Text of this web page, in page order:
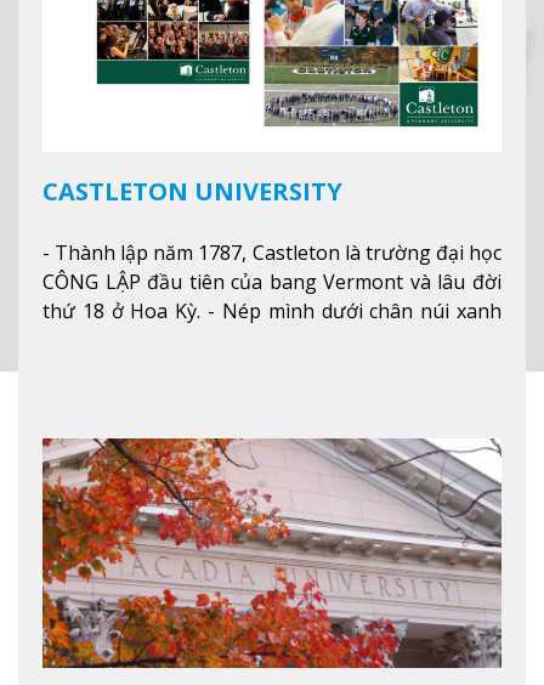
CASTLETON UNIVERSITY
- Thành lập năm 1787, Castleton là trường đại học
CÔNG LẬP đầu tiên của bang Vermont và lâu đời
thứ 18 ở Hoa Kỳ. - Nép mình dưới chân núi xanh
tuyết của trường, sinh viên có thể thưởng thức vẻ
đẹp tự nhiên của Vermont từ mọi góc trong
khuôn viên trường.Xem thêm